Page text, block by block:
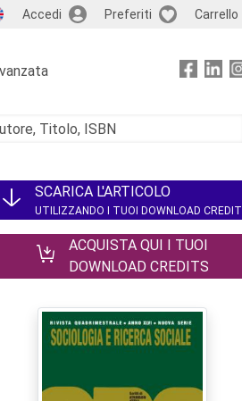
Accedi Preferiti Carrello
SCARICA L'ARTICOLO
UTILIZZANDO I TUOI DOWNLOAD CREDIT
ACQUISTA QUI I TUOI
DOWNLOAD CREDITS